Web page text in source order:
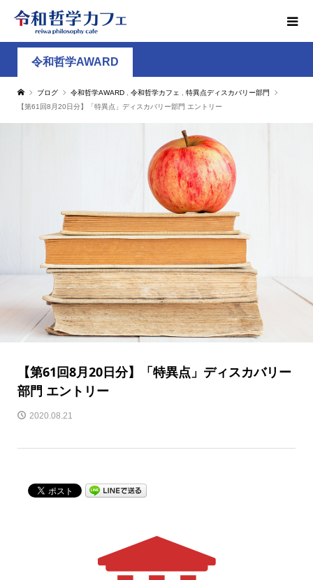
令和哲学AWARD
ブログ 令和哲学AWARD 令和哲学カフェ
特異点ディスカバリー部門
【第61回8月20日分】「特異点」ディスカバリー部門 エントリー
【第61回8月20日分】「特異点」ディスカバリー
部門 エントリー
2020.08.21